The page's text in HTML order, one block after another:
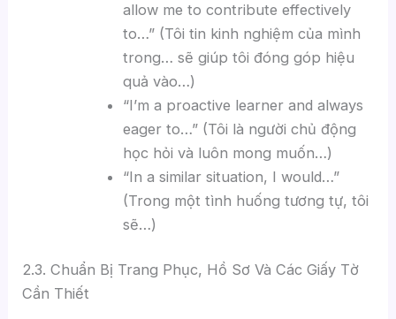
allow me to contribute effectively
to…” (Tôi tin kinh nghiệm của mình
trong… sẽ giúp tôi đóng góp hiệu
quả vào…)
“I’m a proactive learner and always
eager to…” (Tôi là người chủ động
học hỏi và luôn mong muốn…)
“In a similar situation, I would…”
(Trong một tình huống tương tự, tôi
sẽ…)
2.3. Chuẩn Bị Trang Phục, Hồ Sơ Và Các Giấy Tờ
Cần Thiết